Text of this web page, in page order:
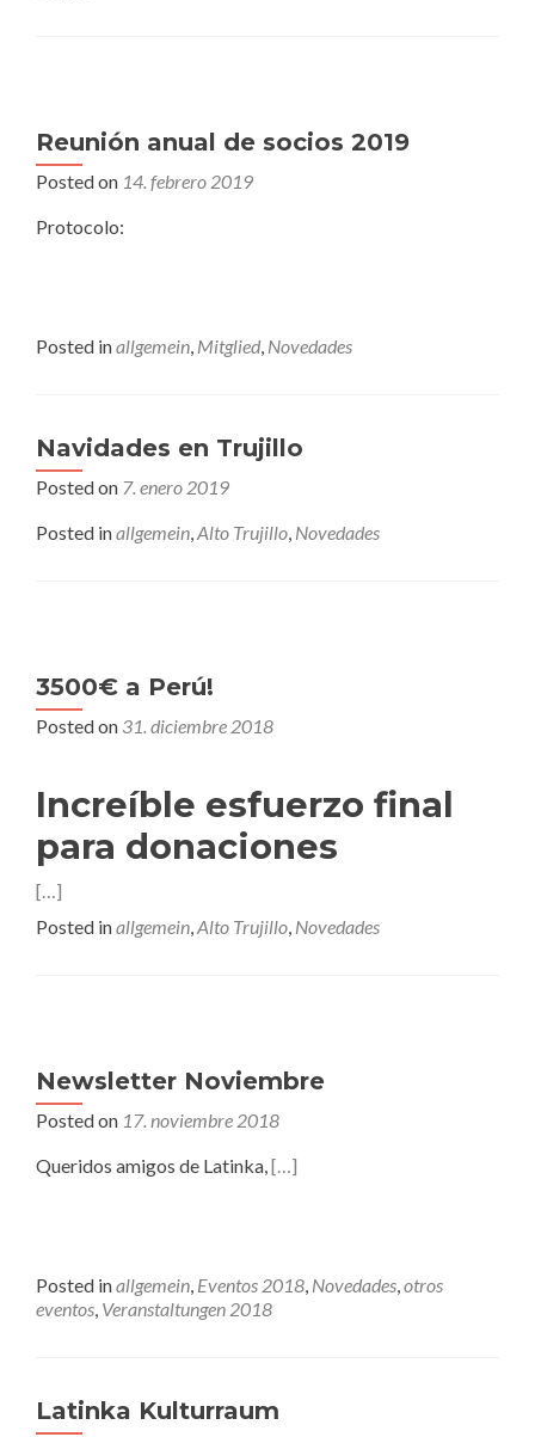
Reunión anual de socios 2019
Posted on 14. febrero 2019
Protocolo:
Posted inallgemein, Mitglied, Novedades
Navidades en Trujillo
Posted on 7. enero 2019
Posted inallgemein,Alto Trujillo, Novedades
3500€ a Perú!
Posted on 31. diciembre 2018
Increíble esfuerzo final
para donaciones
[…]
Posted inallgemein,Alto Trujillo, Novedades
Newsletter Noviembre
Posted on 17. noviembre 2018
Queridos amigos de Latinka,[…]
Posted inallgemein, Eventos 2018, Novedades,otros
eventos, Veranstaltungen 2018
Latinka Kulturraum